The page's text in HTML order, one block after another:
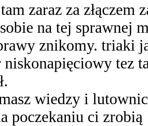
zaraz za
na tej sprawnej
znikomy. triaki
tez
wiedzy i
poczekaniu ci zrobią